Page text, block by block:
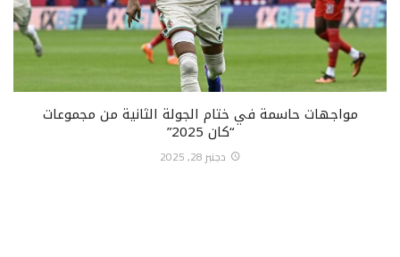
مواجهات حاسمة في ختام الجولة الثانية من مجموعات
“كان 2025”
دجنبر 28, 2025